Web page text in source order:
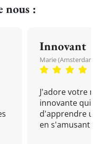
nous :
Innovant
Marie (Amsterdam,
J'adore votre
innovante qui
d'apprendre
en s'amusant !